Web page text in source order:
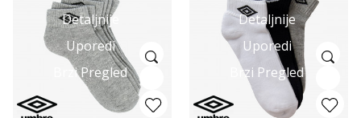
Detaljnije
Uporedi
Brzi Pregled
Detaljnije
Uporedi
Brzi Pregled